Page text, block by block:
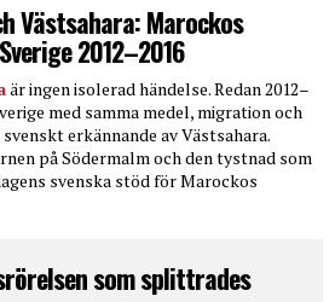
Västsahara: Marockos
2012–2016
är ingen isolerad händelse. Redan 2012–
med samma medel, migration och
erkännande av Västsahara.
på Södermalm och den tystnad som
svenska stöd för Marockos
som splittrades